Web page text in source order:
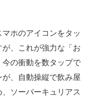
ホのアイコンをタッ
、これが強力な「お
の衝動を数タップで
、自動操縦で飲み屋
ソーバーキュリアス